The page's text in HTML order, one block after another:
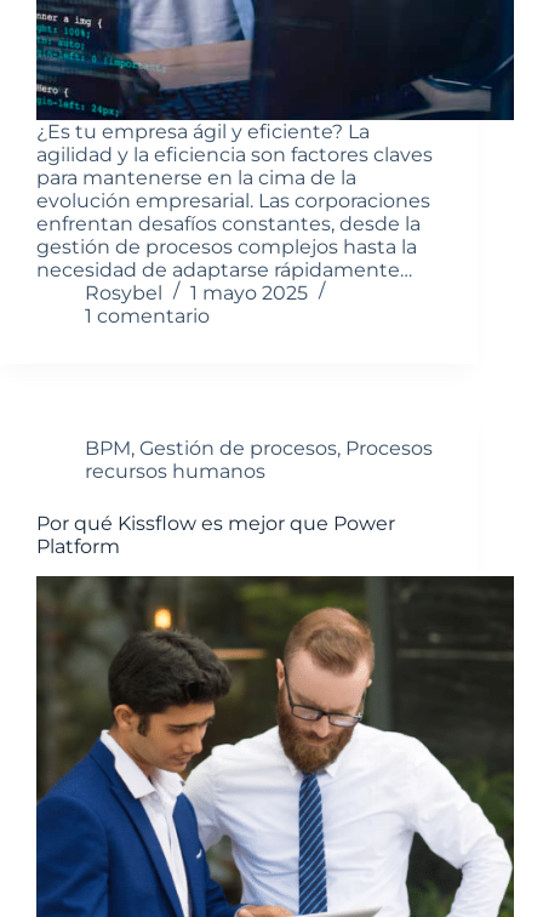
¿Es tu empresa ágil y eficiente? La
agilidad y la eficiencia son factores claves
para mantenerse en la cima de la
evolución empresarial. Las corporaciones
enfrentan desafíos constantes, desde la
gestión de procesos complejos hasta la
necesidad de adaptarse rápidamente…
Rosybel
1 mayo 2025
1 comentario
BPM, Gestión de procesos, Procesos
recursos humanos
Por qué Kissflow es mejor que Power
Platform